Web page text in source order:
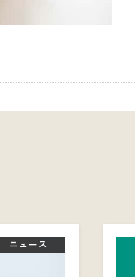
ニュース